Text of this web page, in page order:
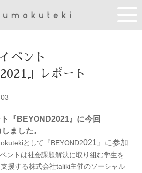
ベント
』レポート
『BEYOND2021』に今回
ました。
として『BEYOND2021』に参加
ントは社会課題解決に取り組む学生を
援する株式会社taliki主催のソーシャル